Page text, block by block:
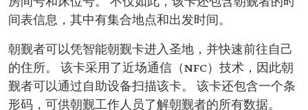
间表信息，其中有集合地点和出发时间。
朝觐者可以凭智能朝觐卡进入圣地，并快速前往自己
的住所。 该卡采用了近场通信（NFC）技术，因此朝
觐者可以通过自助设备扫描该卡。 该卡还包含一个条
形码，可供朝觐工作人员了解朝觐者的所有数据。